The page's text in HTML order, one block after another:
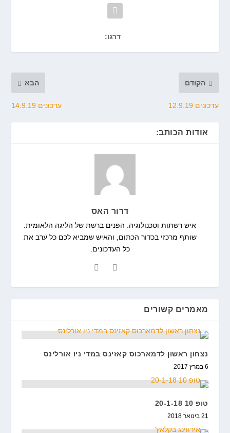
דרגו:
הקודם
עדכונים 12.9.19
הבא
עדכונים 14.9.19
אודות הכותב:
דרור האס
איש רשתות וטכנולוגיה. הפנים ברשת של הליגה הלאומית.
שותף מרכזי בכדור הכתום, והאיש שמביא לכם כל ערב את
כל העדכונים.
מאמרים קשורים
נצחון ראשון לדמארכוס קאזינס במדי ניו אורלינס
6 במרץ 2017
טופ 10 20-1-18
21 בינואר 2018